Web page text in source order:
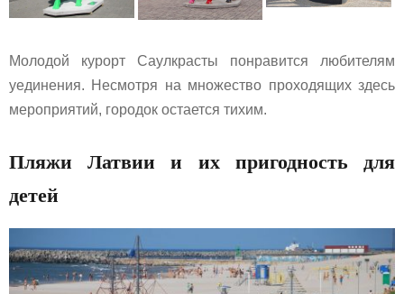
Молодой курорт Саулкрасты понравится любителям
уединения. Несмотря на множество проходящих здесь
мероприятий, городок остается тихим.
Пляжи Латвии и их пригодность для
детей